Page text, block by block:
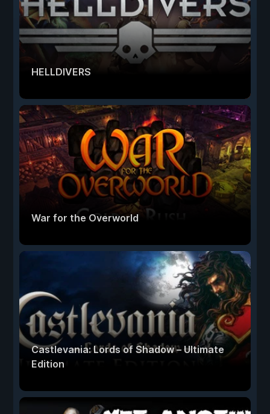
HELLDIVERS
War for the Overworld
Castlevania: Lords of Shadow – Ultimate
Edition